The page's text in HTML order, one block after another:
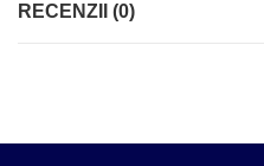
RECENZII (0)